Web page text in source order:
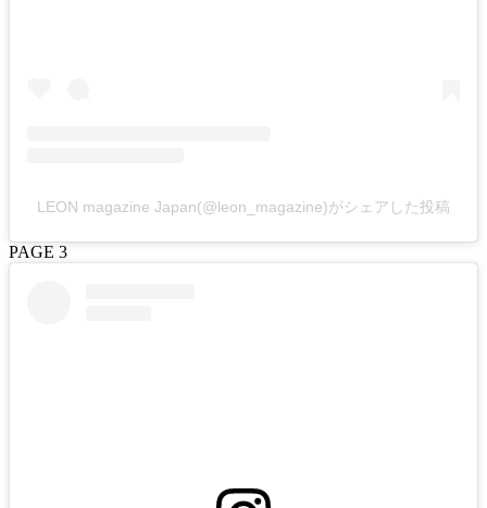
LEON magazine Japan(@leon_magazine)がシェアした投稿
PAGE 3